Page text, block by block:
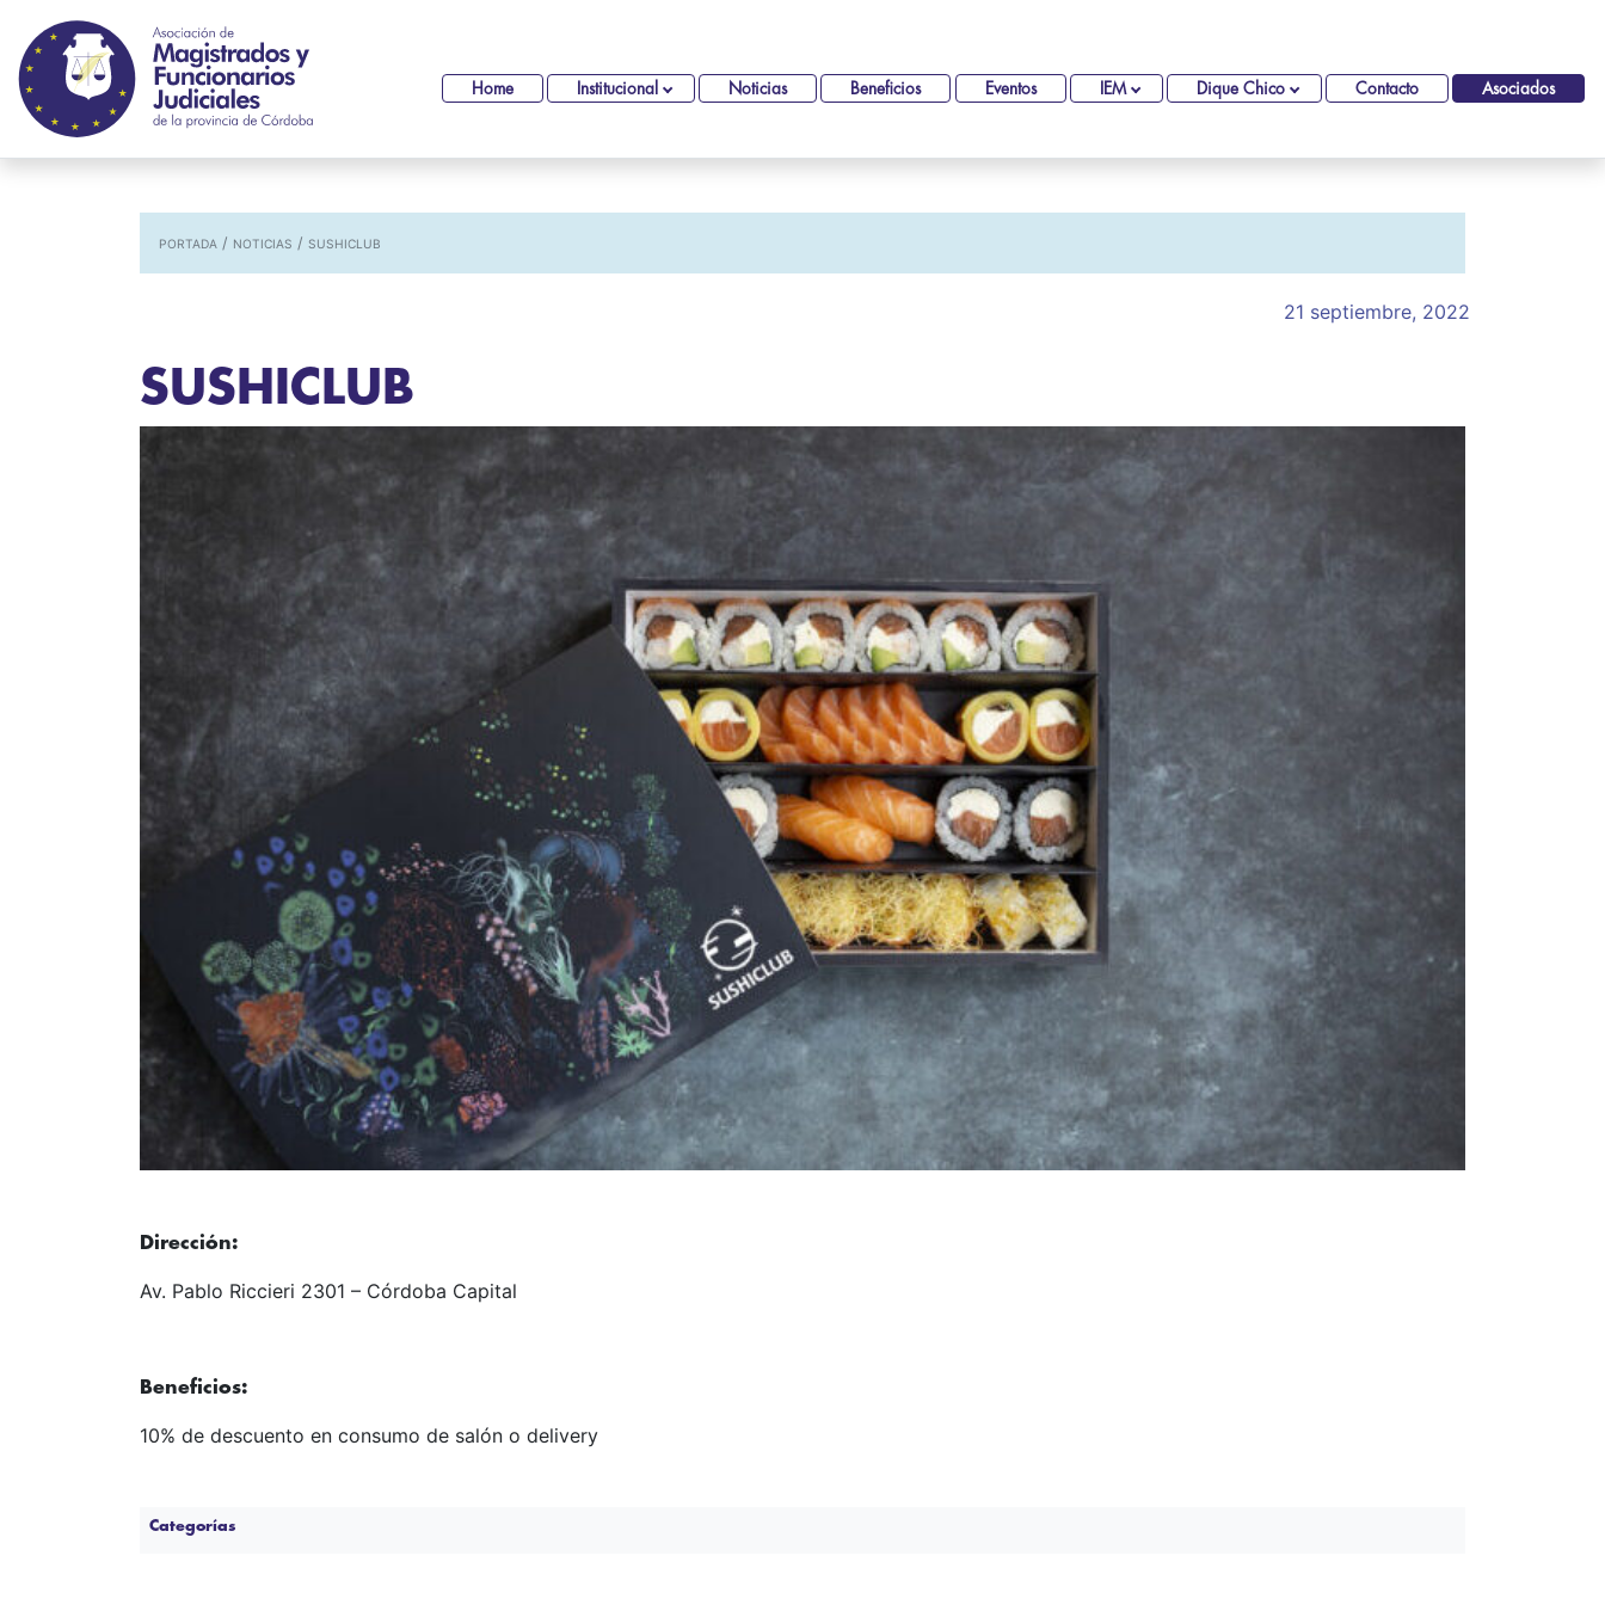
Home Institucional Noticias Beneficios Eventos IEM Dique Chico Contacto Asociados
PORTADA / NOTICIAS / SUSHICLUB
21 septiembre, 2022
SUSHICLUB
Dirección:
Av. Pablo Riccieri 2301 – Córdoba Capital
Beneficios:
10% de descuento en consumo de salón o delivery
Categorías